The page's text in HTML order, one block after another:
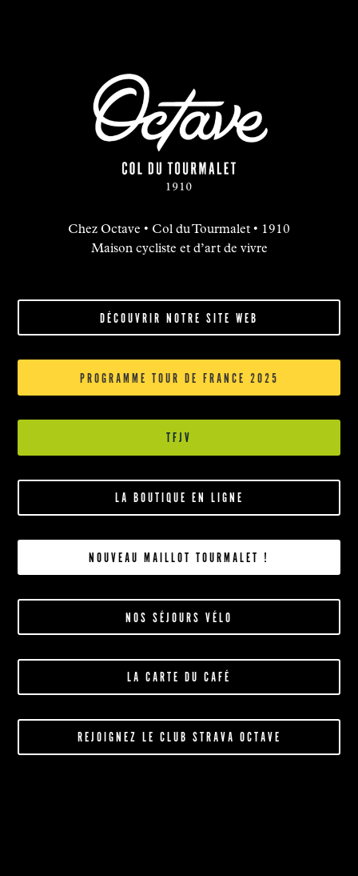
Chez Octave • Col du Tourmalet • 1910
Maison cycliste et d’art de vivre
DÉCOUVRIR NOTRE SITE WEB
PROGRAMME TOUR DE FRANCE 2025
TFJV
LA BOUTIQUE EN LIGNE
NOUVEAU MAILLOT TOURMALET !
NOS SÉJOURS VÉLO
LA CARTE DU CAFÉ
REJOIGNEZ LE CLUB STRAVA OCTAVE